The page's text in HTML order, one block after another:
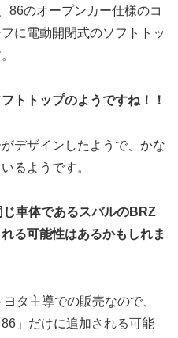
86のオープンカー仕様のコ
に電動開閉式のソフトトッ
トトップのようですね！！
デザインしたようで、かな
るようです。
じ車体であるスバルのBRZ
る可能性はあるかもしれま
タ主導での販売なので、
」だけに追加される可能